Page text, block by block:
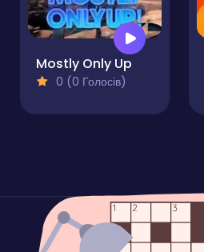
Mostly Only Up
0 (0 Голосів)